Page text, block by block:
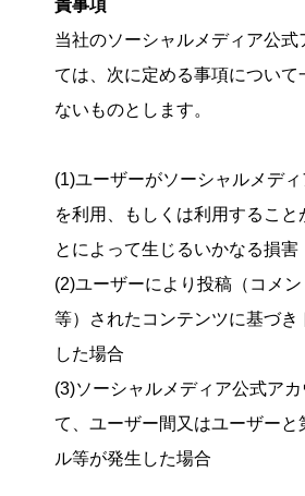
責事項
当社のソーシャルメディア公式
ては、次に定める事項について
ないものとします。
(1)ユーザーがソーシャルメデ
を利用、もしくは利用すること
とによって生じるいかなる損害
(2)ユーザーにより投稿（コメ
等）されたコンテンツに基づき
した場合
(3)ソーシャルメディア公式ア
て、ユーザー間又はユーザーと
ル等が発生した場合